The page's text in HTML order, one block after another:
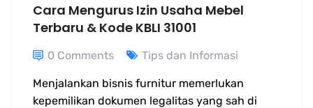
Cara Mengurus Izin Usaha Mebel
Terbaru & Kode KBLI 31001
0 Comments Tips dan Informasi
Menjalankan bisnis furnitur memerlukan
kepemilikan dokumen legalitas yang sah di